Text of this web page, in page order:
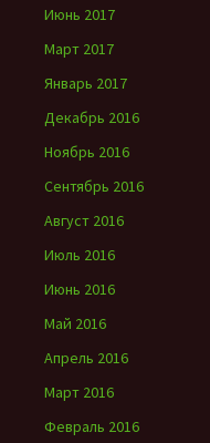
Июнь 2017
Март 2017
Январь 2017
Декабрь 2016
Ноябрь 2016
Сентябрь 2016
Август 2016
Июль 2016
Июнь 2016
Май 2016
Апрель 2016
Март 2016
Февраль 2016